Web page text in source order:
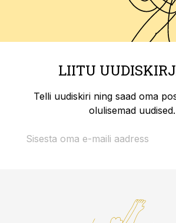
LIITU
Telli uudiskiri ning saad oma
olulisemad uudised.